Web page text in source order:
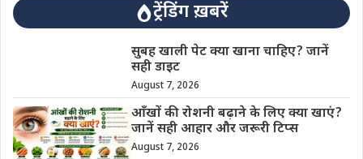
ट्रेंडिंग ख़बरें
सुबह खाली पेट क्या खाना चाहिए? जानें
सही डाइट
August 7, 2026
आँखों की रोशनी बढ़ाने के लिए क्या खाएं?
जानें सही आहार और जरूरी टिप्स
August 7, 2026